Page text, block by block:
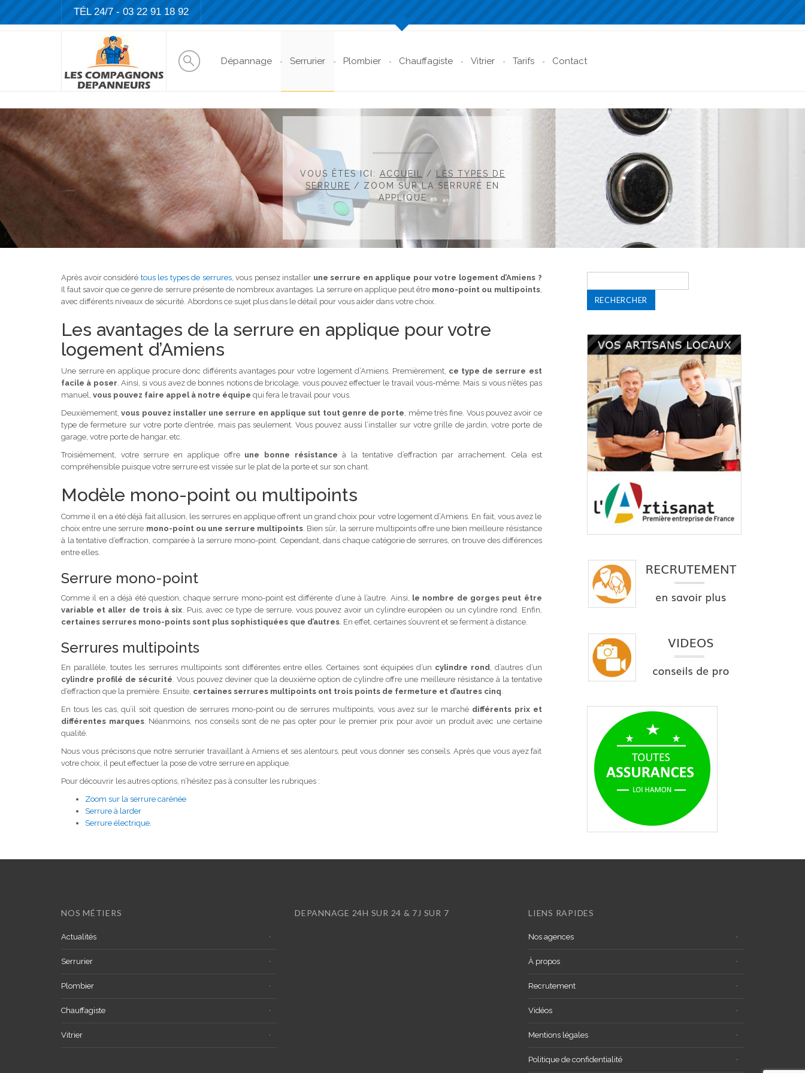
TÉL 24/7 - 03 22 91 18 92
Dépannage Serrurier Plombier Chauffagiste Vitrier Tarifs Contact
VOUS ÊTES ICI: ACCUEIL /
LES TYPES DE
SERRURE / ZOOM SUR LA SERRURE EN
APPLIQUE
Après avoir considéré tous les types de serrures, vous pensez installer une serrure en applique pour votre logement d’Amiens ?
Il faut savoir que ce genre de serrure présente de nombreux avantages. La serrure en applique peut être mono-point ou multipoints,
avec différents niveaux de sécurité. Abordons ce sujet plus dans le détail pour vous aider dans votre choix.
Les avantages de la serrure en applique pour votre
logement d’Amiens
Une serrure en applique procure donc différents avantages pour votre logement d’Amiens. Premièrement, ce type de serrure est
facile à poser . Ainsi, si vous avez de bonnes notions de bricolage, vous pouvez effectuer le travail vous-même. Mais si vous n’êtes pas
manuel, vous pouvez faire appel à notre équipe qui fera le travail pour vous.
Deuxièmement,vous pouvez installer une serrure en applique sut tout genre de porte , même très fine. Vous pouvez avoir ce
type de fermeture sur votre porte d’entrée, mais pas seulement. Vous pouvez aussi l’installer sur votre grille de jardin, votre porte de
garage, votre porte de hangar, etc.
Troisièmement, votre serrure en applique offre une bonne résistance à la tentative d’effraction par arrachement. Cela est
compréhensible puisque votre serrure est vissée sur le plat de la porte et sur son chant.
Modèle mono-point ou multipoints
Comme il en a été déjà fait allusion, les serrures en applique offrent un grand choix pour votre logement d’Amiens. En fait, vous avez le
choix entre une serrure mono-point ou une serrure multipoints . Bien sûr, la serrure multipoints offre une bien meilleure résistance
à la tentative d’effraction, comparée à la serrure mono-point. Cependant, dans chaque catégorie de serrures, on trouve des différences
entre elles.
Serrure mono-point
Comme il en a déjà été question, chaque serrure mono-point est différente d’une à l’autre. Ainsi,
le nombre de gorges peut être
variable et aller de trois à six . Puis, avec ce type de serrure, vous pouvez avoir un cylindre européen ou un cylindre rond. Enfin,
certaines serrures mono-points sont plus sophistiquées que d’autres . En effet, certaines s’ouvrent et se ferment à distance.
Serrures multipoints
En parallèle, toutes les serrures multipoints sont différentes entre elles. Certaines sont équipées d’un cylindre rond , d’autres d’un
cylindre profilé de sécurité . Vous pouvez deviner que la deuxième option de cylindre offre une meilleure résistance à la tentative
d’effraction que la première. Ensuite, certaines serrures multipoints ont trois points de fermeture et d’autres cinq
En tous les cas, qu’il soit question de serrures mono-point ou de serrures multipoints, vous avez sur le marché différents prix et
différentes marques. Néanmoins, nos conseils sont de ne pas opter pour le premier prix pour avoir un produit avec une certaine
qualité.
Nous vous précisons que notre serrurier travaillant à Amiens et ses alentours, peut vous donner ses conseils. Après que vous ayez fait
votre choix, il peut effectuer la pose de votre serrure en applique.
Pour découvrir les autres options, n’hésitez pas à consulter les rubriques :
Zoom sur la serrure carénée
Serrure à larder
Serrure électrique
NOS MÉTIERS
Actualités
Serrurier
Plombier
Chauffagiste
Vitrier
DEPANNAGE 24H SUR 24 & 7J SUR 7 LIENS RAPIDES
Nos agences
À propos
Recrutement
Vidéos
Mentions légales
Politique de confidentialité